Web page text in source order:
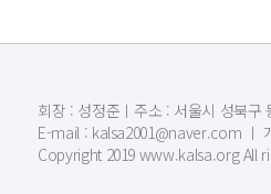
회장 : 성정준ㅣ주소 : 서울시 성북구
E-mail : kalsa2001@naver.com ㅣ
Copyright 2019 www.kalsa.org All